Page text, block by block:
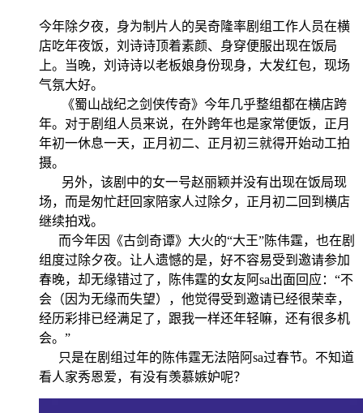
今年除夕夜，身为制片人的吴奇隆率剧组工作人员在横
店吃年夜饭，刘诗诗顶着素颜、身穿便服出现在饭局
上。当晚，刘诗诗以老板娘身份现身，大发红包，现场
气氛大好。
《蜀山战纪之剑侠传奇》今年几乎整组都在横店跨
年。对于剧组人员来说，在外跨年也是家常便饭，正月
年初一休息一天，正月初二、正月初三就得开始动工拍
摄。
另外，该剧中的女一号赵丽颖并没有出现在饭局现
场，而是匆忙赶回家陪家人过除夕，正月初二回到横店
继续拍戏。
而今年因《古剑奇谭》大火的“大王”陈伟霆，也在剧
组度过除夕夜。让人遗憾的是，好不容易受到邀请参加
春晚，却无缘错过了，陈伟霆的女友阿sa出面回应：“不
会（因为无缘而失望），他觉得受到邀请已经很荣幸，
经历彩排已经满足了，跟我一样还年轻嘛，还有很多机
会。”
只是在剧组过年的陈伟霆无法陪阿sa过春节。不知道
看人家秀恩爱，有没有羡慕嫉妒呢？